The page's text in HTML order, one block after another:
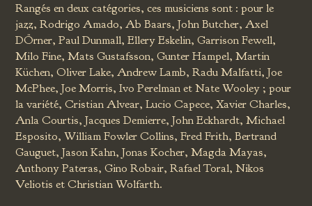
Rangés en deux catégories, ces musiciens sont : pour le
jazz, Rodrigo Amado, Ab Baars, John Butcher, Axel
DÖrner, Paul Dunmall, Ellery Eskelin, Garrison Fewell,
Milo Fine, Mats Gustafsson, Gunter Hampel, Martin
Küchen, Oliver Lake, Andrew Lamb, Radu Malfatti, Joe
McPhee, Joe Morris, Ivo Perelman et Nate Wooley ; pour
la variété, Cristian Alvear, Lucio Capece, Xavier Charles,
Anla Courtis, Jacques Demierre, John Eckhardt, Michael
Esposito, William Fowler Collins, Fred Frith, Bertrand
Gauguet, Jason Kahn, Jonas Kocher, Magda Mayas,
Anthony Pateras, Gino Robair, Rafael Toral, Nikos
Veliotis et Christian Wolfarth.